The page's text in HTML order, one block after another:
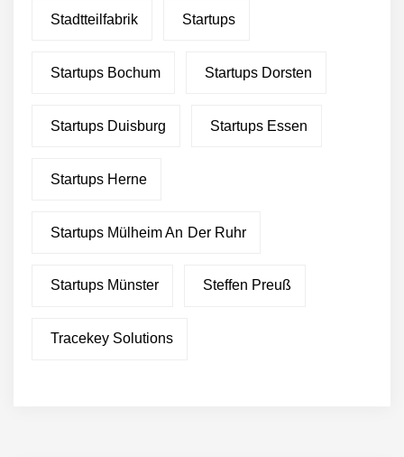
Stadtteilfabrik Startups
Startups Bochum Startups Dorsten
Startups Duisburg Startups Essen
Startups Herne
Startups Mülheim An Der Ruhr
Startups Münster Steffen Preuß
Tracekey Solutions